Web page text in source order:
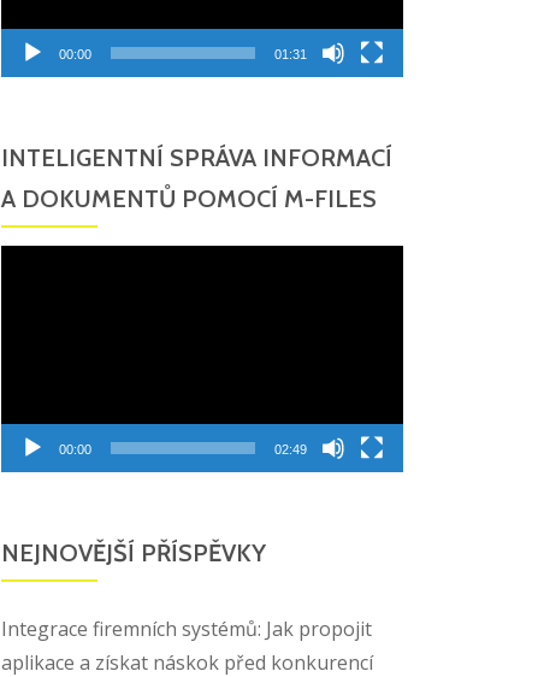
00:00 01:31
INTELIGENTNÍ SPRÁVA INFORMACÍ
A DOKUMENTŮ POMOCÍ M-FILES
00:00 02:49
NEJNOVĚJŠÍ PŘÍSPĚVKY
Integrace firemních systémů: Jak propojit
aplikace a získat náskok před konkurencí